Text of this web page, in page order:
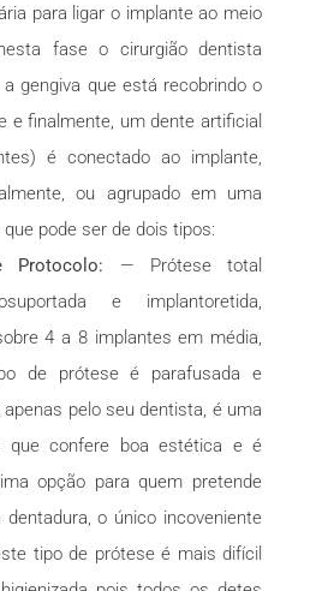
para ligar o implante ao meio
fase o cirurgião dentista
a gengiva que está recobrindo o
e finalmente, um dente artificial
é conectado ao implante,
ou agrupado em uma
pode ser de dois tipos:
Protocolo: — Prótese total
e implantoretida,
4 a 8 implantes em média,
de prótese é parafusada e
apenas pelo seu dentista, é uma
que confere boa estética e é
opção para quem pretende
dentadura, o único incoveniente
tipo de prótese é mais difícil